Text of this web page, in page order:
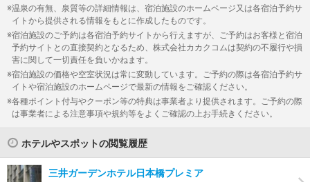
温泉の有無、泉質等の詳細情報は、宿泊施設のホームページ又は各宿泊予約サ
イトから提供される情報をもとに作成したものです。
宿泊施設のご予約は各宿泊予約サイトから行えますが、ご予約はお客様と宿泊
予約サイトとの直接契約となるため、株式会社カカクコムは契約の不履行や損
害に関して一切責任を負いかねます。
宿泊施設の価格や空室状況は常に変動しています。ご予約の際は各宿泊予約サ
イトや宿泊施設のホームページで最新の情報をご確認ください。
各種ポイント付与やクーポン等の特典は事業者より提供されます。ご予約の際
は事業者による注意事項や規約等をよくご確認の上お手続きください。
ホテルやスポットの閲覧履歴
三井ガーデンホテル日本橋プレミア